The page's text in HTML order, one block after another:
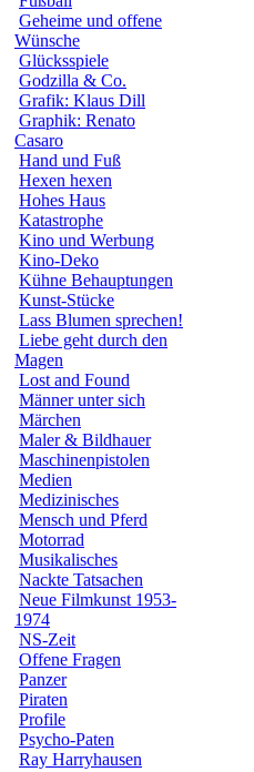
Geheime und offene
Wünsche
Glücksspiele
Godzilla & Co.
Grafik: Klaus Dill
Graphik: Renato
Casaro
Hand und Fuß
Hexen hexen
Hohes Haus
Katastrophe
Kino und Werbung
Kino-Deko
Kühne Behauptungen
Kunst-Stücke
Lass Blumen sprechen!
Liebe geht durch den
Magen
Lost and Found
Männer unter sich
Märchen
Maler & Bildhauer
Maschinenpistolen
Medien
Medizinisches
Mensch und Pferd
Motorrad
Musikalisches
Nackte Tatsachen
Neue Filmkunst 1953-
1974
NS-Zeit
Offene Fragen
Panzer
Piraten
Profile
Psycho-Paten
Ray Harryhausen